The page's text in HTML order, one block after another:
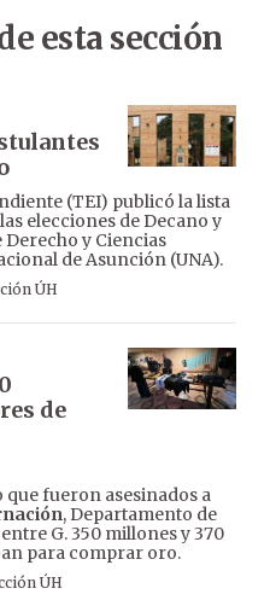
esta sección
(TEI) publicó la lista
elecciones de Decano y
Derecho y Ciencias
de Asunción (UNA).
ÚH
de
fueron asesinados a
, Departamento de
G. 350 millones y 370
para comprar oro.
ÚH